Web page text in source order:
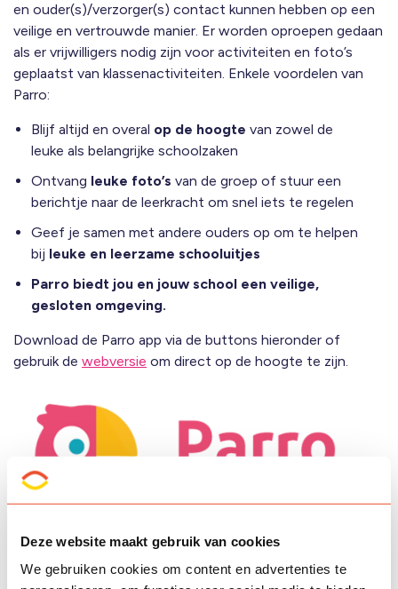
Deze website maakt gebruik van cookies
We gebruiken cookies om content en advertenties te
en ouder(s)/verzorger(s) contact kunnen hebben op een
veilige en vertrouwde manier. Er worden oproepen gedaan
als er vrijwilligers nodig zijn voor activiteiten en foto’s
geplaatst van klassenactiviteiten. Enkele voordelen van
Parro:
Blijf altijd en overal op de hoogte van zowel de
leuke als belangrijke schoolzaken
Ontvang leuke foto’s van de groep of stuur een
berichtje naar de leerkracht om snel iets te regelen
Geef je samen met andere ouders op om te helpen
bij leuke en leerzame schooluitjes
Parro biedt jou en jouw school een veilige,
gesloten omgeving.
Download de Parro app via de buttons hieronder of
gebruik de webversie om direct op de hoogte te zijn.
Hulp nodig bij Parro?